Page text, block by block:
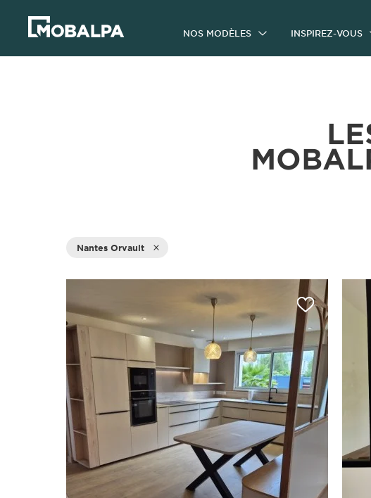
NOS MODÈLES INSPIREZ-VOUS
Nantes Orvault